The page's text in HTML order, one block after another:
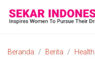
Beranda Berita Health